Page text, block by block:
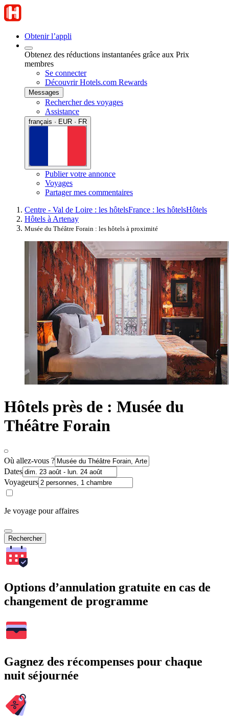
Obtenir l’appli
Obtenez des réductions instantanées grâce aux Prix
membres
Se connecter
Découvrir Hotels.com Rewards
Messages
Rechercher des voyages
Assistance
français · EUR · FR
Publier votre annonce
Voyages
Partager mes commentaires
Centre - Val de Loire : les hôtelsFrance : les hôtelsHôtels
Hôtels à Artenay
Musée du Théâtre Forain : les hôtels à proximité
Hôtels près de : Musée du
Théâtre Forain
Où allez-vous ?
Dates
Voyageurs
Je voyage pour affaires
Rechercher
Options d’annulation gratuite en cas de
changement de programme
Gagnez des récompenses pour chaque
nuit séjournée